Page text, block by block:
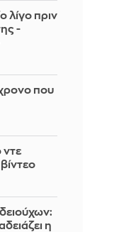
λίγο πριν
-
που
ντε
η